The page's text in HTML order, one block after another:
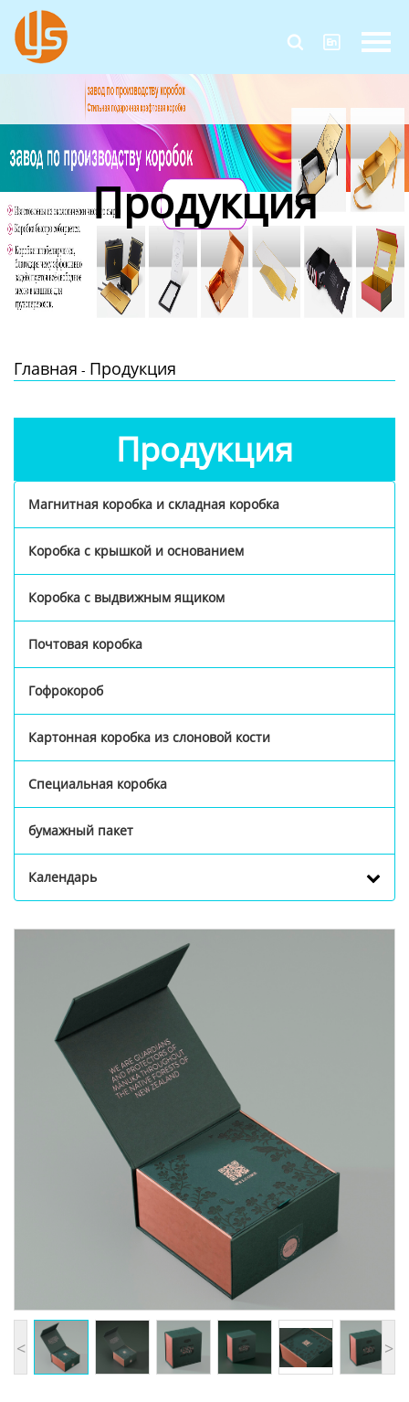
 
Главная
Продукция
О Нас
Контакты Продукция
Главная - Продукция
Продукция
Магнитная коробка и складная коробка
Коробка с крышкой и основанием
Коробка с выдвижным ящиком
Почтовая коробка
Гофрокороб
Картонная коробка из слоновой кости
Специальная коробка
бумажный пакет
Календарь
< >